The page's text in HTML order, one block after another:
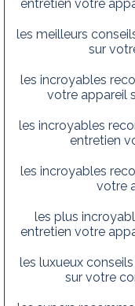
entretien votre
les meilleurs
sur
les incroyables
votre appareil
les incroyables
entretien
les incroyables
votre
les plus
entretien votre
les luxueux
sur votre